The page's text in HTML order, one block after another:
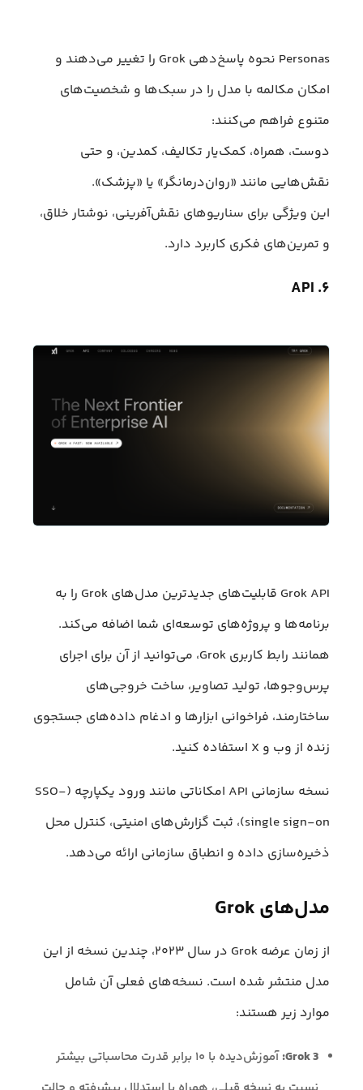
Personas نحوه پاسخ‌دهی Grok را تغییر می‌دهند و
امکان مکالمه با مدل را در سبک‌ها و شخصیت‌های
متنوع فراهم می‌کنند:
دوست، همراه، کمک‌یار تکالیف، کمدین، و حتی
نقش‌هایی مانند «روان‌درمانگر» یا «پزشک».
این ویژگی برای سناریوهای نقش‌آفرینی، نوشتار خلاق،
و تمرین‌های فکری کاربرد دارد.
۶. API
Grok API قابلیت‌های جدیدترین مدل‌های Grok را به
برنامه‌ها و پروژه‌های توسعه‌ای شما اضافه می‌کند.
همانند رابط کاربری Grok، می‌توانید از آن برای اجرای
پرس‌وجوها، تولید تصاویر، ساخت خروجی‌های
ساختارمند، فراخوانی ابزارها و ادغام داده‌های جستجوی
زنده از وب و X استفاده کنید.
نسخه سازمانی API امکاناتی مانند ورود یکپارچه (SSO-
single sign-on)، ثبت گزارش‌های امنیتی، کنترل محل
ذخیره‌سازی داده و انطباق سازمانی ارائه می‌دهد.
مدل‌های Grok
از زمان عرضه Grok در سال ۲۰۲۳، چندین نسخه از این
مدل منتشر شده است. نسخه‌های فعلی آن شامل
موارد زیر هستند:
Grok 3:
آموزش‌دیده با ۱۰ برابر قدرت محاسباتی بیشتر